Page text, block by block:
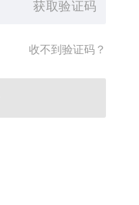
获取验证码
收不到验证码？